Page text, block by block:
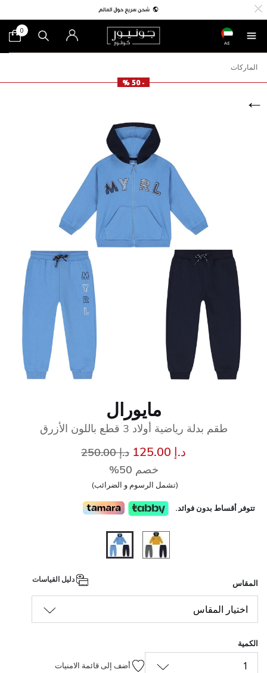
AE
0
الماركات
- 50 %
مايورال
طقم بدلة رياضية أولاد 3 قطع باللون الأزرق
د.إ 125.00 سعر مخفض مند.إ 250.00
خصم 50%
(تشمل الرسوم و الضرائب)
تتوفر أقساط بدون فوائد.
المقاس
اختيار المقاس
الكمية
1 أضف إلى قائمة الامنيات